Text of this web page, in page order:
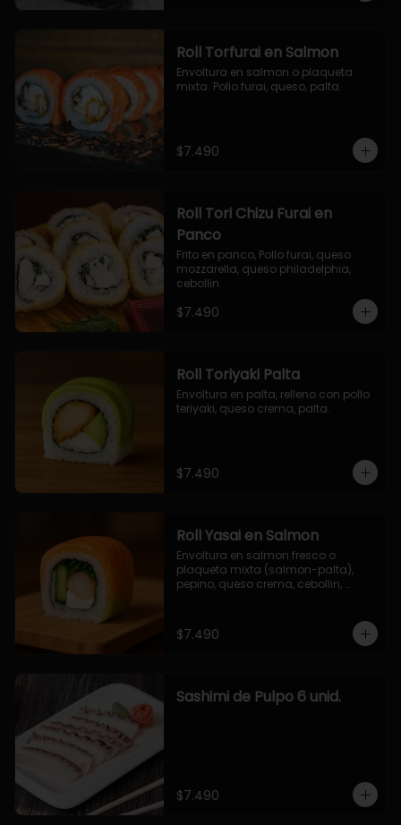
Roll Torfurai en Salmon
Envoltura en salmon o plaqueta
mixta. Pollo furai, queso, palta.
$7.490
Roll Tori Chizu Furai en
Panco
Frito en panco, Pollo furai, queso
mozzarella, queso philadelphia,
cebollin.
$7.490
Roll Toriyaki Palta
Envoltura en palta, relleno con pollo
teriyaki, queso crema, palta.
$7.490
Roll Yasai en Salmon
Envoltura en salmon fresco o
plaqueta mixta (salmon-palta),
pepino, queso crema, cebollin,
$7.490
Sashimi de Pulpo 6 unid.
$7.490